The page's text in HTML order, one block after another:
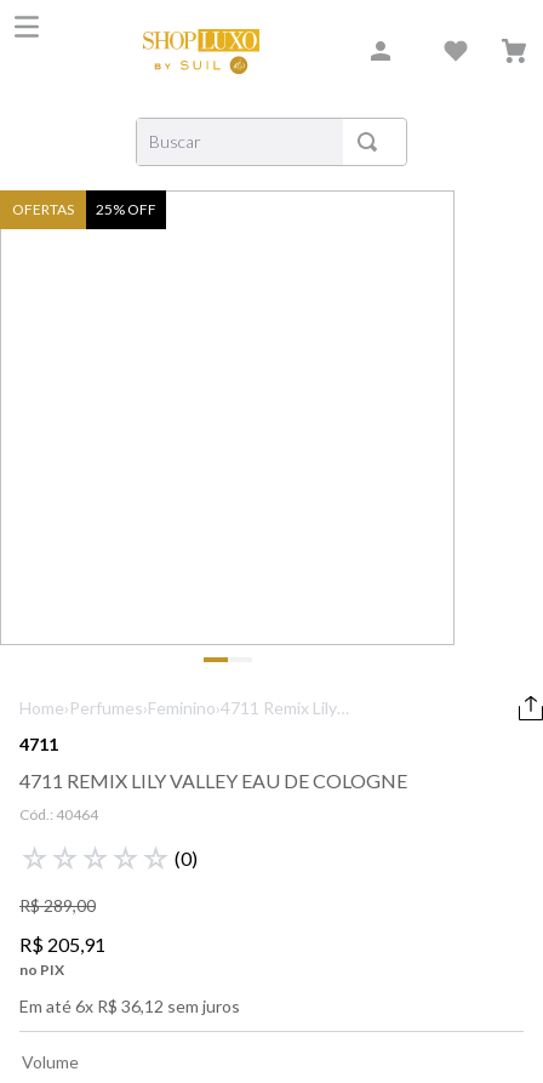
Buscar
OFERTAS 25% OFF
Home›Perfumes›Feminino›4711 Remix Lily
4711
4711 REMIX LILY VALLEY EAU DE COLOGNE
Cód.: 40464
☆ ☆ ☆ ☆ ☆ (0)
R$289,00
R$ 205,91
no PIX
Em até6x R$ 36,12 sem juros
Volume